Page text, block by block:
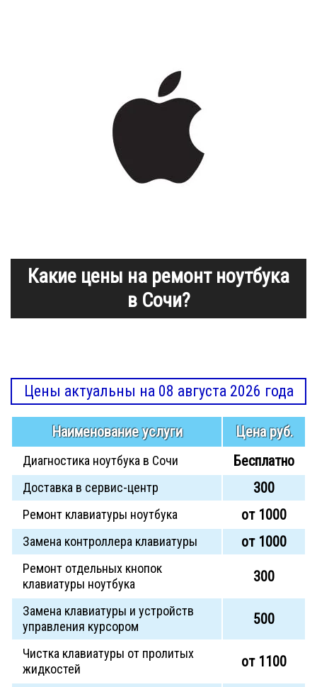
Какие цены на ремонт ноутбука
в Сочи?
Цены актуальны на 08 августа 2026 года
Наименование услуги Цена руб.
Диагностика ноутбука в Сочи Бесплатно
Доставка в сервис-центр 300
Ремонт клавиатуры ноутбука от 1000
Замена контроллера клавиатуры от 1000
Ремонт отдельных кнопок
клавиатуры ноутбука
300
Замена клавиатуры и устройств
управления курсором
500
Чистка клавиатуры от пролитых
жидкостей
от 1100